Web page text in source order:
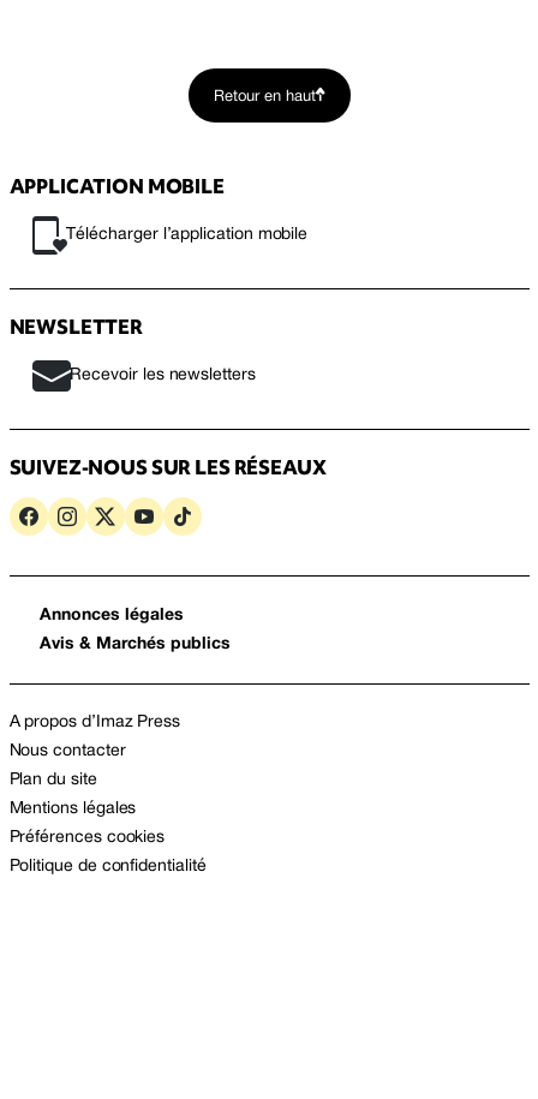
Retour en haut
APPLICATION MOBILE
Télécharger l’application mobile
NEWSLETTER
Recevoir les newsletters
SUIVEZ-NOUS SUR LES RÉSEAUX
Annonces légales
Avis & Marchés publics
A propos d’Imaz Press
Nous contacter
Plan du site
Mentions légales
Préférences cookies
Politique de confidentialité